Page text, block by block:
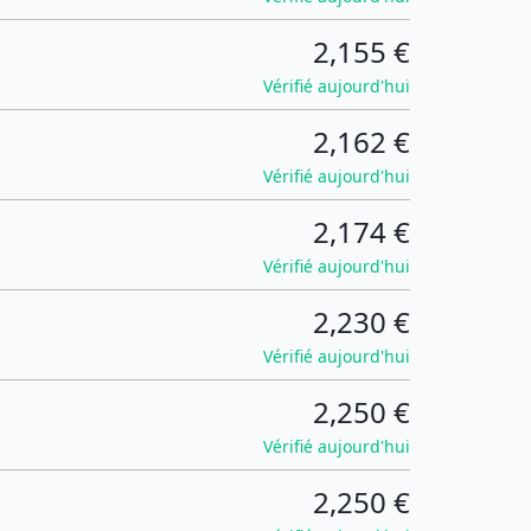
2,155 €
Vérifié aujourd'hui
2,162 €
Vérifié aujourd'hui
2,174 €
Vérifié aujourd'hui
2,230 €
Vérifié aujourd'hui
2,250 €
Vérifié aujourd'hui
2,250 €